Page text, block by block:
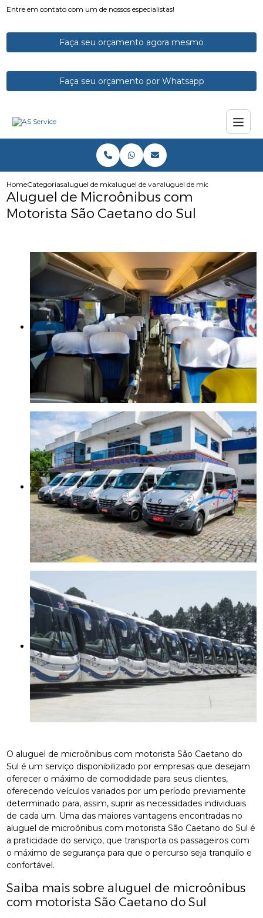
Entre em contato com um de nossos especialistas!
Faça seu orçamento agora mesmo
Faça seu orçamento por Whatsapp
HomeCategoriasaluguel de micro onibusaluguel de vans e microonibus
aluguel de microonibus com
Aluguel de Microônibus com
Motorista São Caetano do Sul
O aluguel de microônibus com motorista São Caetano do
Sul é um serviço disponibilizado por empresas que desejam
oferecer o máximo de comodidade para seus clientes,
oferecendo veículos variados por um período previamente
determinado para, assim, suprir as necessidades individuais
de cada um. Uma das maiores vantagens encontradas no
aluguel de microônibus com motorista São Caetano do Sul é
a praticidade do serviço, que transporta os passageiros com
o máximo de segurança para que o percurso seja tranquilo e
confortável.
Saiba mais sobre aluguel de microônibus
com motorista São Caetano do Sul